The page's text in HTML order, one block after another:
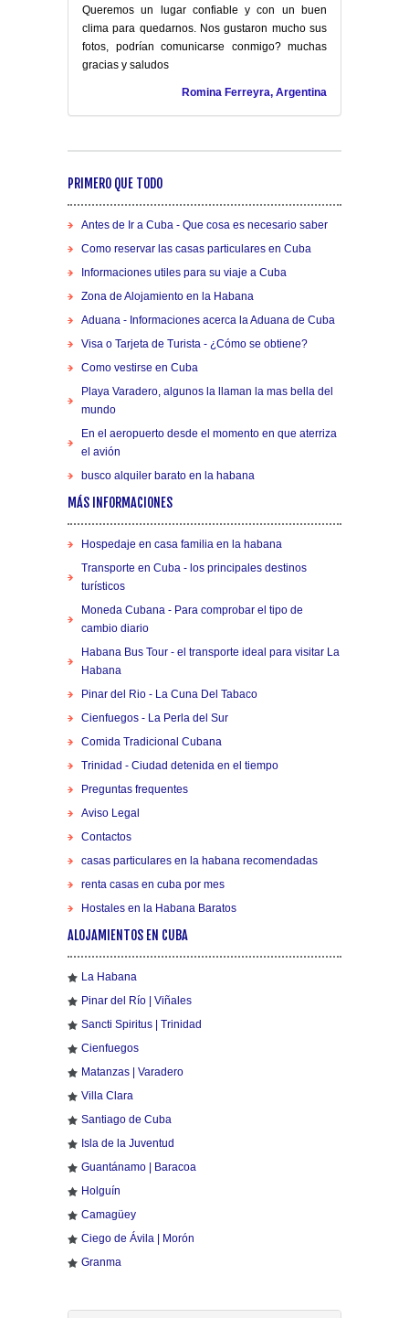
Queremos un lugar confiable y con un buen
clima para quedarnos. Nos gustaron mucho sus
fotos, podrían comunicarse conmigo? muchas
gracias y saludos
Romina Ferreyra, Argentina
PRIMERO QUE TODO
Antes de Ir a Cuba - Que cosa es necesario saber
Como reservar las casas particulares en Cuba
Informaciones utiles para su viaje a Cuba
Zona de Alojamiento en la Habana
Aduana - Informaciones acerca la Aduana de Cuba
Visa o Tarjeta de Turista - ¿Cómo se obtiene?
Como vestirse en Cuba
Playa Varadero, algunos la llaman la mas bella del
mundo
En el aeropuerto desde el momento en que aterriza
el avión
busco alquiler barato en la habana
MÁS INFORMACIONES
Hospedaje en casa familia en la habana
Transporte en Cuba - los principales destinos
turísticos
Moneda Cubana - Para comprobar el tipo de
cambio diario
Habana Bus Tour - el transporte ideal para visitar La
Habana
Pinar del Rio - La Cuna Del Tabaco
Cienfuegos - La Perla del Sur
Comida Tradicional Cubana
Trinidad - Ciudad detenida en el tiempo
Preguntas frequentes
Aviso Legal
Contactos
casas particulares en la habana recomendadas
renta casas en cuba por mes
Hostales en la Habana Baratos
ALOJAMIENTOS EN CUBA
La Habana
Pinar del Río | Viñales
Sancti Spiritus | Trinidad
Cienfuegos
Matanzas | Varadero
Villa Clara
Santiago de Cuba
Isla de la Juventud
Guantánamo | Baracoa
Holguín
Camagüey
Ciego de Ávila | Morón
Granma